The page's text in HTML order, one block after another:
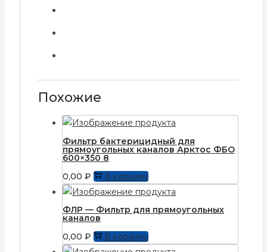
Похожие
Фильтр бактерицидный для
прямоугольных каналов Арктос ФБО
600×350 8
0,00 ₽ В корзину
ФЛР — Фильтр для прямоугольных
каналов
0,00 ₽ В корзину